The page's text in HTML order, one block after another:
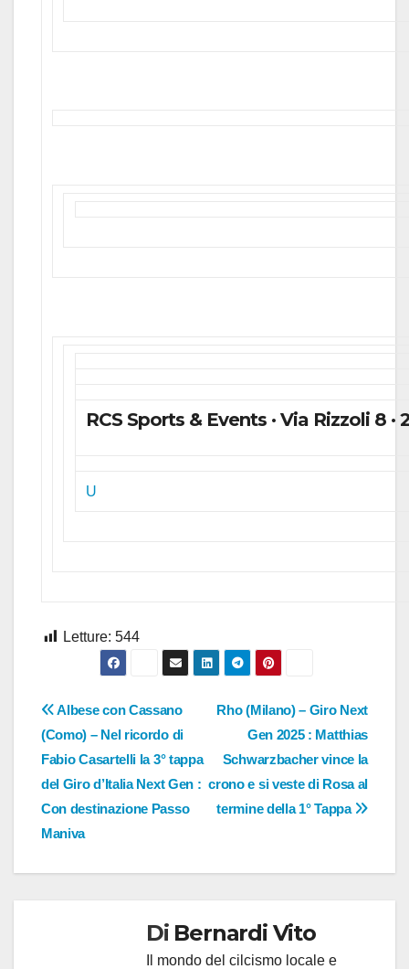
RCS Sports & Events · Via Rizzoli 8 ·
U
Letture: 544
Navigazione
articoli
Rho (Milano) – Giro Next
Gen 2025 : Matthias
Schwarzbacher vince la
crono e si veste di Rosa al
termine della 1° Tappa
Albese con Cassano
(Como) – Nel ricordo di
Fabio Casartelli la 3° tappa
del Giro d’Italia Next Gen :
Con destinazione Passo
Maniva
Di Bernardi Vito
Il mondo del cilcismo locale e